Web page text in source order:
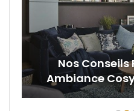
Nos Conseils
Ambiance